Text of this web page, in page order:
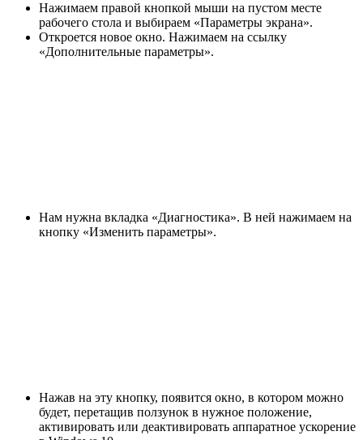
Нажимаем правой кнопкой мыши на пустом месте
рабочего стола и выбираем «Параметры экрана».
Откроется новое окно. Нажимаем на ссылку
«Дополнительные параметры».
Нам нужна вкладка «Диагностика». В ней нажимаем на
кнопку «Изменить параметры».
Нажав на эту кнопку, появится окно, в котором можно
будет, перетащив ползунок в нужное положение,
активировать или деактивировать аппаратное ускорение